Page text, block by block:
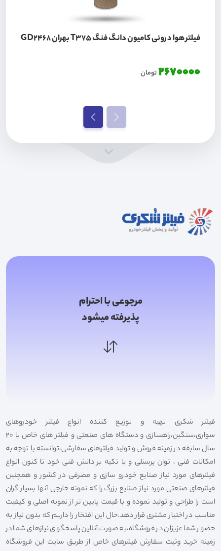
فیلتر هوا درونی کامیون دانگ فنگ T375 بهران GD2468
2670000تومان
مرجوعی با احترام
پذیرفته میشود
فیلتر شکری تهیه و توزیع کننده انواع فیلتر خودروهای
سواری،سنگین،راهسازی و دستگاه های صنعتی و فیلتر های خاص با 20
سال سابقه در زمینه فروش و تولید فیلترهای سفارشی،توانسته با توجه به
امکانات فنی ، توان پرسنلی و با تکیه بر دانش فنی خود تا کنون انواع
فیلترهای مورد نیاز صنایع خودرو سازی و مصرفی در کشور و همچنین
فیلترهای صنعتی مورد نیاز صنایع بزرگ را که نمونه خارجی آنها بسیار گران
است را طراحی و تولید نموده و با قیمت پایین تر از نمونه اصلی و کیفیت
مناسب در اختیار مشتری قرار دهد.حال این افتخار را داریم که بدون نیاز به
حضور شما عزیزان در فروشگاه،به صورت آنلاین پاسخگوی نیازهای شما در
زمینه خرید وثبت سفارش فیلترهای خاص از طریق سایت این فروشگاه